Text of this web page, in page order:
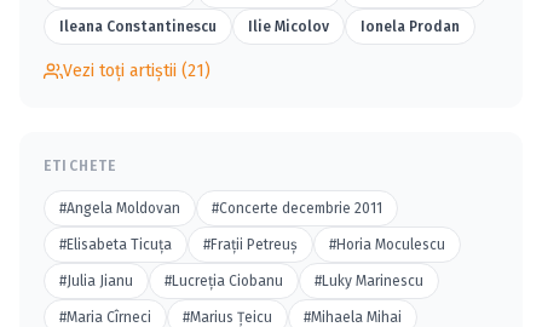
Ileana Constantinescu Ilie Micolov Ionela Prodan
Vezi toți artiștii (21)
ETICHETE
#Angela Moldovan #Concerte decembrie 2011
#Elisabeta Ticuţa #Fraţii Petreuş #Horia Moculescu
#Julia Jianu #Lucreţia Ciobanu #Luky Marinescu
#Maria Cîrneci #Marius Ţeicu #Mihaela Mihai